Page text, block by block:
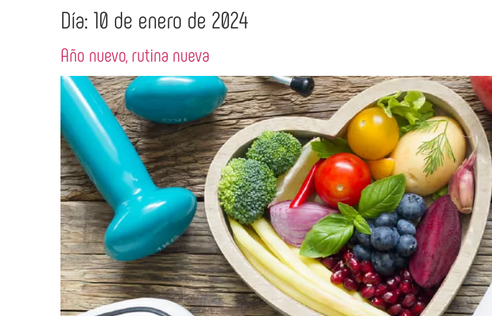
Día: 10 de enero de 2024
Año nuevo, rutina nueva